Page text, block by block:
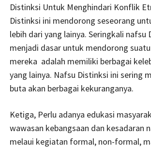
Distinksi Untuk Menghindari Konflik
Distinksi ini mendorong seseorang
lebih dari yang lainya. Seringkali nafsu
menjadi dasar untuk mendorong
mereka adalah memiliki berbagai
yang lainya. Nafsu Distinksi ini sering
buta akan berbagai kekuranganya.
Ketiga, Perlu adanya edukasi
wawasan kebangsaan dan kesadaran
melaui kegiatan formal, non-formal,